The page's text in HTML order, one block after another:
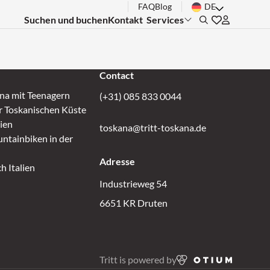
Suchen und buchenKontakt Submenu:
Services Search
Gehen Sie
Inloggen
FAQBlog DE
mit Teenagern
Küste
in der
Italien
Contact
(+31) 085 833 0044
toskana@tritt-toskana.de
Adresse
Industrieweg 54
6651 KR Druten
Tritt is powered by